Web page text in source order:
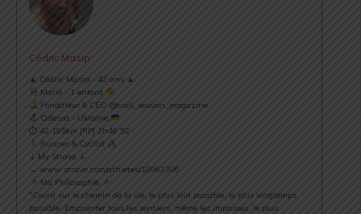
Cédric Masip
▲ Cédric Masip - 42 ans ▲
Marié - 1 enfant
Fondateur & CEO @trail_session_magazine
Odessa - Ukraine
⏱ 42.195km [RP] 2h46’52
Runner & Cyclist
⇣ My Strava ⇣
→ www.strava.com/athletes/18867396
Ma Philosophie
"Courir sur le chemin de la vie, le plus loin possible, le plus longtemps
possible. Emprunter tous les sentiers, même les impasses, le plus